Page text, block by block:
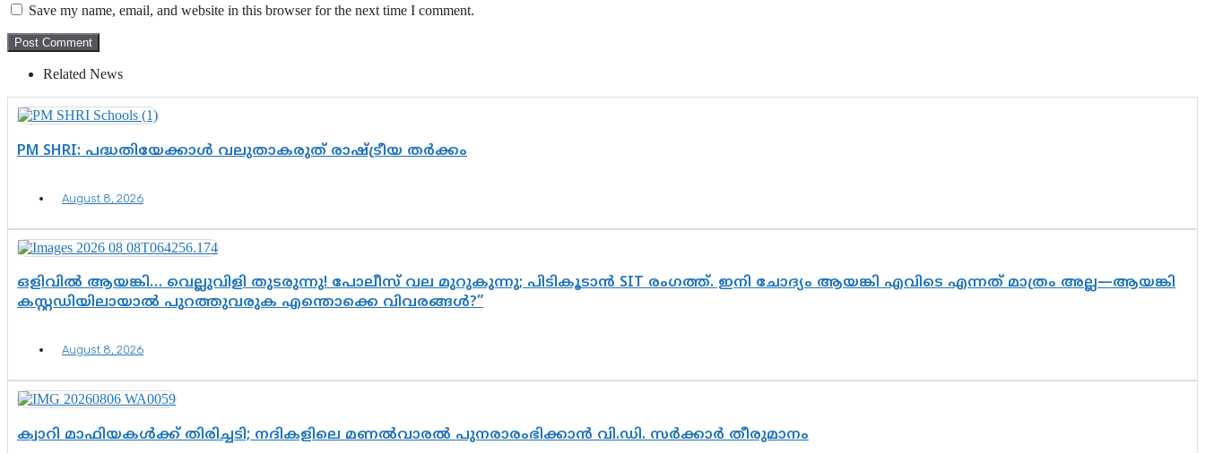
Save my name, email, and website in this browser for the next time I comment.
Related News
PM SHRI: പദ്ധതിയേക്കാൾ വലുതാകരുത് രാഷ്ട്രീയ തർക്കം
August 8, 2026
ഒളിവിൽ ആയങ്കി… വെല്ലുവിളി തുടരുന്നു! പോലീസ് വല മുറുകുന്നു; പിടികൂടാൻ SIT രംഗത്ത്. ഇനി ചോദ്യം ആയങ്കി എവിടെ എന്നത് മാത്രം അല്ല—ആയങ്കി
കസ്റ്റഡിയിലായാൽ പുറത്തുവരുക എന്തൊക്കെ വിവരങ്ങൾ?”
August 8, 2026
ക്വാറി മാഫിയകൾക്ക് തിരിച്ചടി; നദികളിലെ മണൽവാരൽ പുനരാരംഭിക്കാൻ വി.ഡി. സർക്കാർ തീരുമാനം